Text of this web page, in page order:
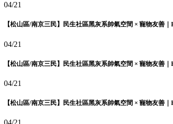
04/21
【松山區/南京三民】民生社區黑灰系帥氣空間 × 寵物友善
04/21
【松山區/南京三民】民生社區黑灰系帥氣空間 × 寵物友善
04/21
【松山區/南京三民】民生社區黑灰系帥氣空間 × 寵物友善